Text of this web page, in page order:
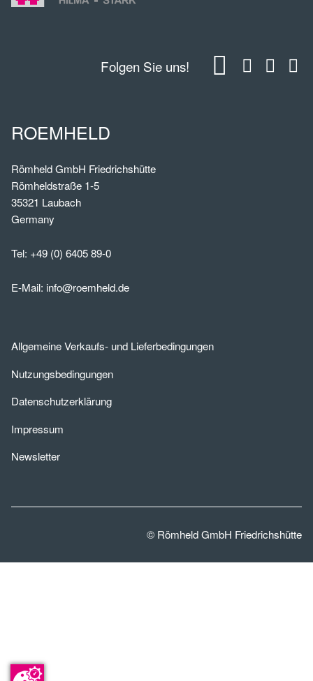
Folgen Sie uns!
ROEMHELD
Römheld GmbH Friedrichshütte
Römheldstraße 1-5
35321 Laubach
Germany
Tel: +49 (0) 6405 89-0
E-Mail: info@roemheld.de
Allgemeine Verkaufs- und Lieferbedingungen
Nutzungsbedingungen
Datenschutzerklärung
Impressum
Newsletter
© Römheld GmbH Friedrichshütte